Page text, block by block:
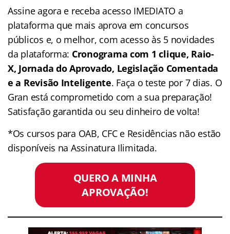
Assine agora e receba acesso IMEDIATO a
plataforma que mais aprova em concursos
públicos e, o melhor, com acesso às 5 novidades
da plataforma: Cronograma com 1 clique, Raio-
X, Jornada do Aprovado, Legislação Comentada
e a Revisão Inteligente. Faça o teste por 7 dias. O
Gran está comprometido com a sua preparação!
Satisfação garantida ou seu dinheiro de volta!
*Os cursos para OAB, CFC e Residências não estão
disponíveis na Assinatura Ilimitada.
QUERO A MINHA
APROVAÇÃO!